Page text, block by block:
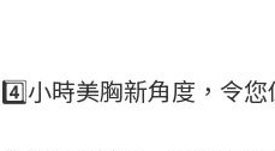
小時美胸新角度，令